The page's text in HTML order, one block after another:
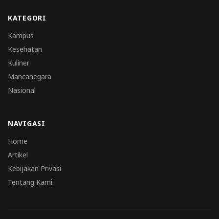
KATEGORI
Kampus
Kesehatan
Kuliner
Mancanegara
Nasional
NAVIGASI
Home
Artikel
Kebijakan Privasi
Tentang Kami